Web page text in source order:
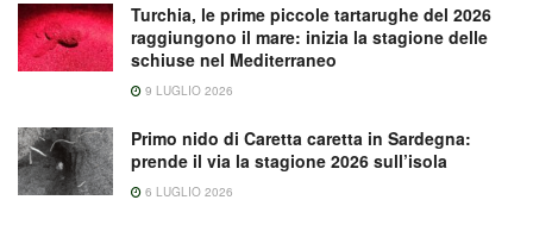
Turchia, le prime piccole tartarughe del 2026
raggiungono il mare: inizia la stagione delle
schiuse nel Mediterraneo
9 LUGLIO 2026
Primo nido di Caretta caretta in Sardegna:
prende il via la stagione 2026 sull’isola
6 LUGLIO 2026